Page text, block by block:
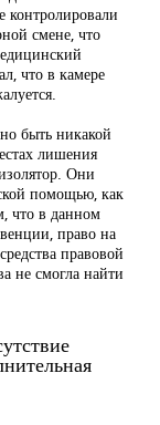
контролировали
смене, что
что в камере
быть никакой
лишения
Они
помощью, как
что в данном
право на
правовой
не смогла найти